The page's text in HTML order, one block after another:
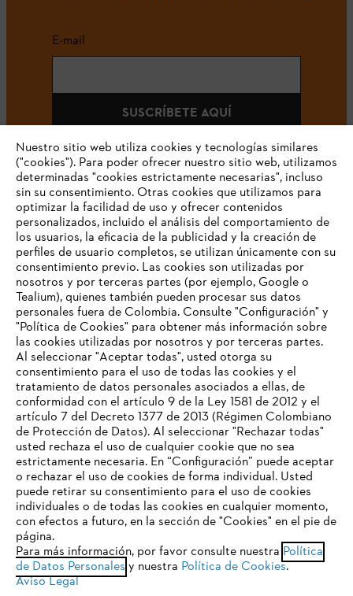
E-mail
SUSCRÍBETE AQUÍ
#STIHLCOLOMBIA
Nuestra empresa
Preguntas frecuentes
Contacto
Política tratamiento de datos personales Aviso legal
Cookies Información legal
TU NAVEGADOR NO ES
COMPATIBLE
El navegador que estás utilizando no es compatible con
nuestra página web. Para que puedas disfrutar de nuestro
contenido, utiliza uno de los siguientes navegadores:
firefox chrome
Nuestro sitio web utiliza cookies y tecnologías similares
("cookies"). Para poder ofrecer nuestro sitio web, utilizamos
determinadas "cookies estrictamente necesarias", incluso
sin su consentimiento. Otras cookies que utilizamos para
optimizar la facilidad de uso y ofrecer contenidos
personalizados, incluido el análisis del comportamiento de
los usuarios, la eficacia de la publicidad y la creación de
perfiles de usuario completos, se utilizan únicamente con su
consentimiento previo. Las cookies son utilizadas por
nosotros y por terceras partes (por ejemplo, Google o
Tealium), quienes también pueden procesar sus datos
personales fuera de Colombia. Consulte "Configuración" y
"Política de Cookies" para obtener más información sobre
las cookies utilizadas por nosotros y por terceras partes.
Al seleccionar "Aceptar todas", usted otorga su
consentimiento para el uso de todas las cookies y el
tratamiento de datos personales asociados a ellas, de
conformidad con el artículo 9 de la Ley 1581 de 2012 y el
artículo 7 del Decreto 1377 de 2013 (Régimen Colombiano
de Protección de Datos). Al seleccionar "Rechazar todas"
usted rechaza el uso de cualquier cookie que no sea
estrictamente necesaria. En “Configuración” puede aceptar
o rechazar el uso de cookies de forma individual. Usted
puede retirar su consentimiento para el uso de cookies
individuales o de todas las cookies en cualquier momento,
con efectos a futuro, en la sección de "Cookies" en el pie de
página.
Para más información, por favor consulte nuestra Política
de Datos Personales y nuestra Política de Cookies.
Aviso Legal